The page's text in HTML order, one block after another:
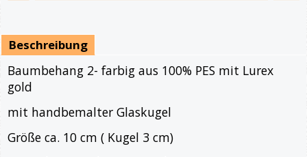
In den Korb
Beschreibung
Baumbehang 2- farbig aus 100% PES mit Lurex
gold
mit handbemalter Glaskugel